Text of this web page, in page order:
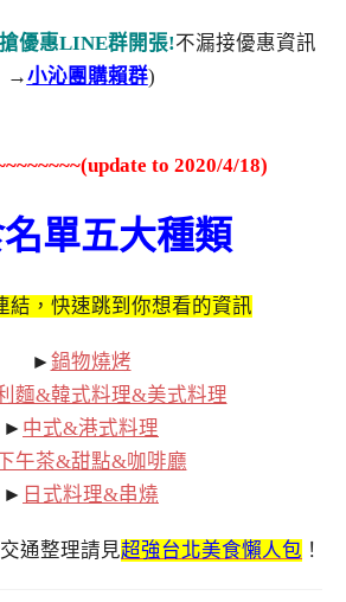
優惠LINE群開張!不漏接優惠資訊
→小沁團購賴群)
to 2020/4/18)
單五大種類
結，快速跳到你想看的資訊
► 鍋物燒烤
麵&韓式料理&美式料理
► 中式&港式料理
午茶&甜點&咖啡廳
► 日式料理&串燒
通整理請見超強台北美食懶人包 ！